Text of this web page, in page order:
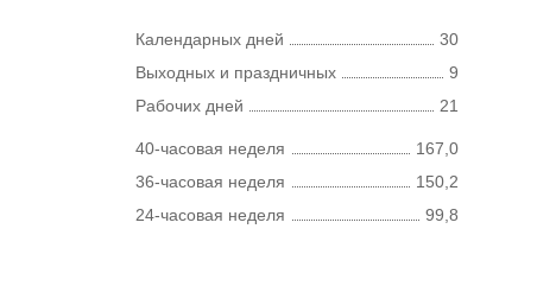
Календарных дней
30
Выходных и праздничных
9
Рабочих дней
21
40-часовая неделя
167,0
36-часовая неделя
150,2
24-часовая неделя
99,8